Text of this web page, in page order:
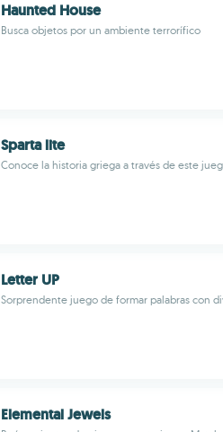
Haunted House
Busca objetos por un ambiente terrorífico
Sparta lite
Conoce la historia griega a través de este
Letter UP
Sorprendente juego de formar palabras con
Elemental Jewels